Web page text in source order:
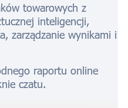
towarowych z
inteligencji,
zarządzanie wynikami i
raportu online
czatu.